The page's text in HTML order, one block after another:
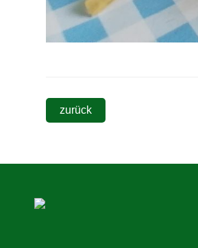
zurück